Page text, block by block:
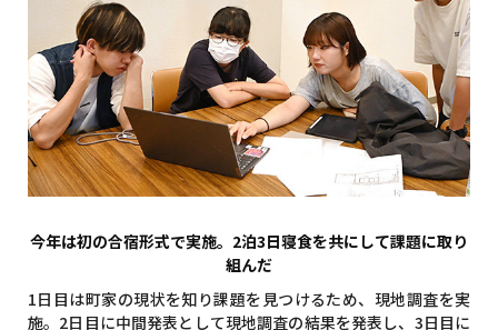
今年は初の合宿形式で実施。2泊3日寝食を共にして課題に取り
組んだ
1日目は町家の現状を知り課題を見つけるため、現地調査を実
施。2日目に中間発表として現地調査の結果を発表し、3日目に